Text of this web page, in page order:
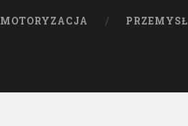
MOTORYZACJA PRZEMYSŁ